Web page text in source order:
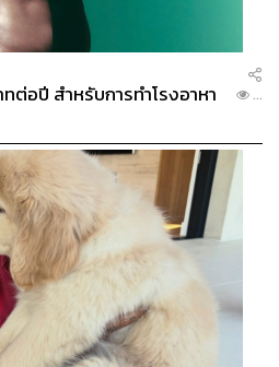
ต่อปี สำหรับการทำโรงอาหา
...